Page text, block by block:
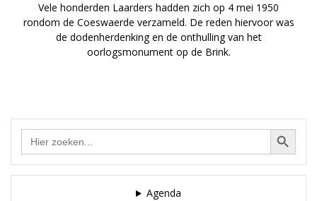
Vele honderden Laarders hadden zich op 4 mei 1950
rondom de Coeswaerde verzameld. De reden hiervoor was
de dodenherdenking en de onthulling van het
oorlogsmonument op de Brink.
Zoek Zoekknop
Agenda